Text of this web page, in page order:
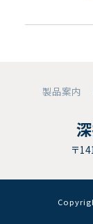
製品案内
〒